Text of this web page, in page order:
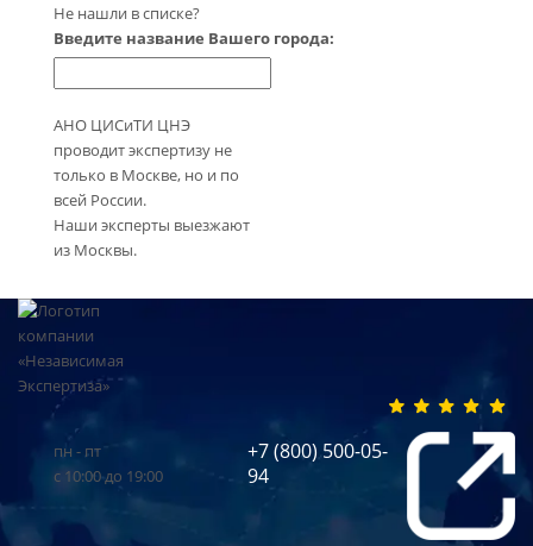
Не нашли в списке?
Введите название Вашего города:
АНО ЦИСиТИ ЦНЭ
проводит экспертизу не
только в Москве, но и по
всей России.
Наши эксперты выезжают
из Москвы.
пн - пт
с 10:00 до 19:00
+7 (800) 500-05-
94